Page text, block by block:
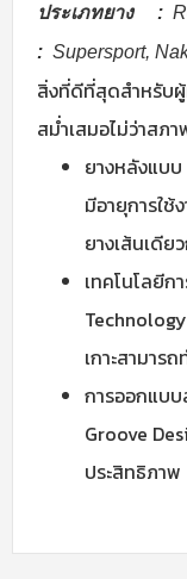
ประเภทยาง :
: Supersport,
สิ่งที่ดีที่สุดสำหรับผู้
สม่ำเสมอไม่ว่าสภ
ยางหลังแบ
มีอายุการใช้
ยางเส้นเดีย
เทคโนโลยี
เกาะสามาร
การออกแบ
Groove
ประสิทธิภาพ